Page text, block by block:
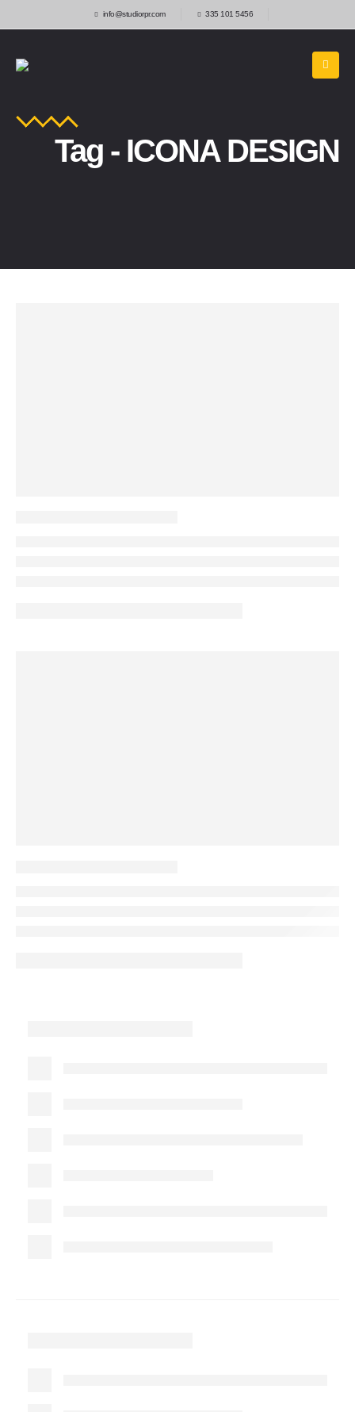
info@studiorpr.com 335 101 5456
Tag - ICONA DESIGN